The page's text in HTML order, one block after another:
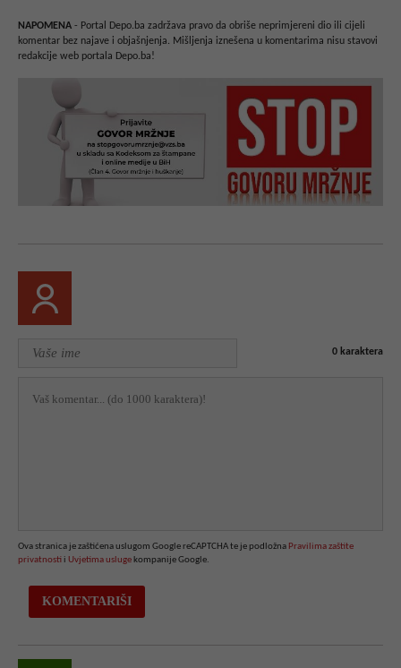
NAPOMENA - Portal Depo.ba zadržava pravo da obriše neprimjereni dio ili cijeli
komentar bez najave i objašnjenja. Mišljenja iznešena u komentarima nisu stavovi
redakcije web portala Depo.ba!
0 karaktera
Ova stranica je zaštićena uslugom Google reCAPTCHA te je podložna Pravilima zaštite
privatnosti i Uvjetima usluge kompanije Google.